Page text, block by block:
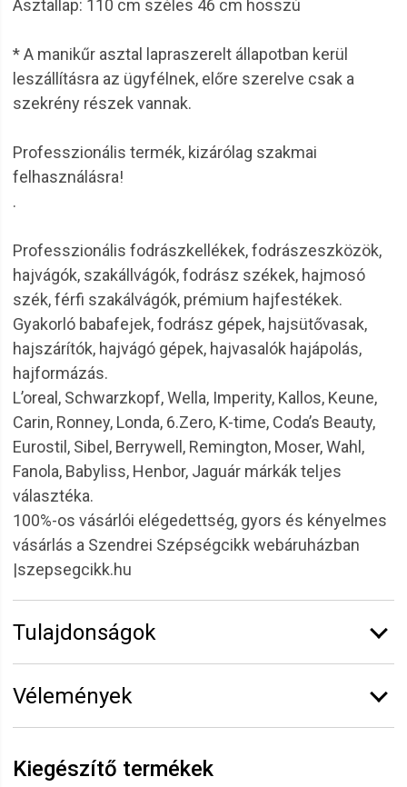
Asztallap: 110 cm széles 46 cm hosszú
* A manikűr asztal lapraszerelt állapotban kerül
leszállításra az ügyfélnek, előre szerelve csak a
szekrény részek vannak.
Professzionális termék, kizárólag szakmai
felhasználásra!
.
Professzionális fodrászkellékek, fodrászeszközök,
hajvágók, szakállvágók, fodrász székek, hajmosó
szék, férfi szakálvágók, prémium hajfestékek.
Gyakorló babafejek, fodrász gépek, hajsütővasak,
hajszárítók, hajvágó gépek, hajvasalók hajápolás,
hajformázás.
L’oreal, Schwarzkopf, Wella, Imperity, Kallos, Keune,
Carin, Ronney, Londa, 6.Zero, K-time, Coda’s Beauty,
Eurostil, Sibel, Berrywell, Remington, Moser, Wahl,
Fanola, Babyliss, Henbor, Jaguár márkák teljes
választéka.
100%-os vásárlói elégedettség, gyors és kényelmes
vásárlás a Szendrei Szépségcikk webáruházban
|szepsegcikk.hu
Tulajdonságok
Vélemények
Legyen Tiéd az első!
Kiegészítő termékek